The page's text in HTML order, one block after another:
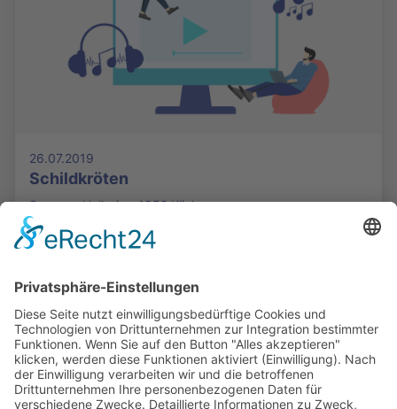
26.07.2019
Schildkröten
Susanne Holbein - 1852 Klicks
Podcasts, Themen und Informationen.
Entdecken Sie unser Forum für Medien, Bildung
und Demokratie - jederzeit und überall
verfügbar.